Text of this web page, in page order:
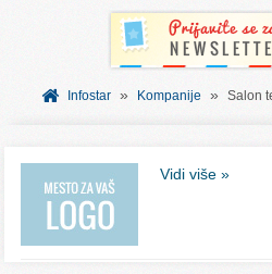
BESPLATNI VAUČERI
SVET INFORMACIJA
Infostar » Kompanije » Salon
Vidi više »